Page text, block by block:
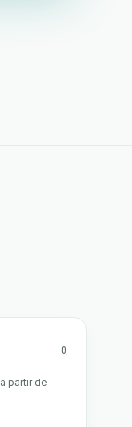
0
partir de